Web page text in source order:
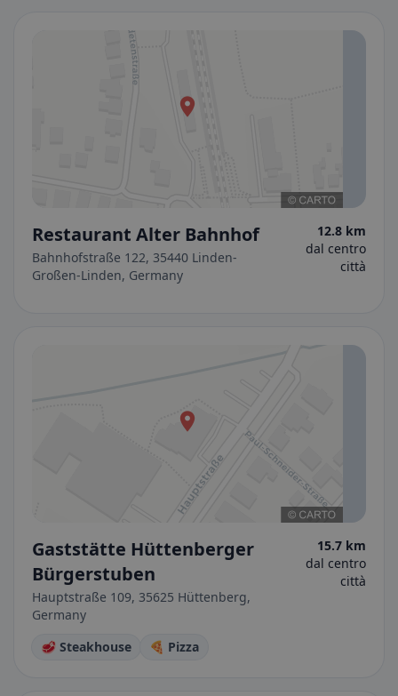
Restaurant Alter Bahnhof
Bahnhofstraße 122, 35440 Linden-
Großen-Linden, Germany
12.8 km
dal centro
città
Gaststätte Hüttenberger
Bürgerstuben
Hauptstraße 109, 35625 Hüttenberg,
Germany
15.7 km
dal centro
città
🥩 Steakhouse 🍕 Pizza